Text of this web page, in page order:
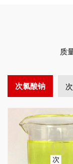
质
次氯酸钠